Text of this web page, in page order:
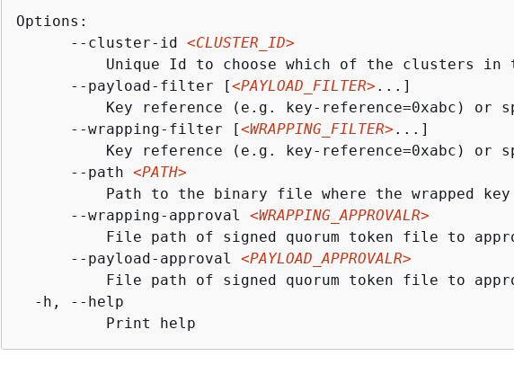
Options:
      --cluster-id
<CLUSTER_ID>
Unique Id to choose which of the clusters
      --payload-filter [
<PAYLOAD_FILTER> ...]
Key reference (e.g. key-reference=0xabc) or
      --wrapping-filter [
<WRAPPING_FILTER> ...]
Key reference (e.g. key-reference=0xabc) or
      --path
<PATH>
Path to the binary file where the wrapped key
      --wrapping-approval
<WRAPPING_APPROVALR>
File path of signed quorum token file to
      --payload-approval
<PAYLOAD_APPROVALR>
File path of signed quorum token file to
  -h, --help
          Print help